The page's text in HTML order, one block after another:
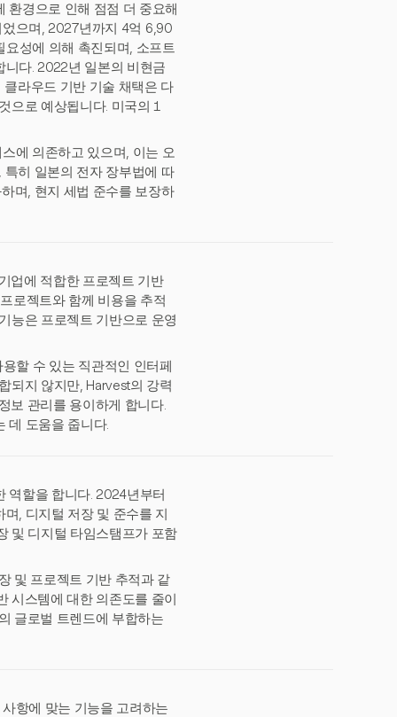
환경으로 인해 점점 더 중요해
으며, 2027년까지 4억 6,90
성에 의해 촉진되며, 소프트
다. 2022년 일본의 비현금
라우드 기반 기술 채택은 다
으로 예상됩니다. 미국의 1
에 의존하고 있으며, 이는 오
히 일본의 전자 장부법에 따
며, 현지 세법 준수를 보장하
업에 적합한 프로젝트 기반
로젝트와 함께 비용을 추적
능은 프로젝트 기반으로 운영
할 수 있는 직관적인 인터페
되지 않지만, Harvest의 강력
보 관리를 용이하게 합니다.
데 도움을 줍니다.
역할을 합니다. 2024년부터
, 디지털 저장 및 준수를 지
및 디지털 타임스탬프가 포함
및 프로젝트 기반 추적과 같
시스템에 대한 의존도를 줄이
글로벌 트렌드에 부합하는
항에 맞는 기능을 고려하는